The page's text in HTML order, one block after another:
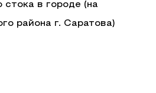
стока в городе (на
района г. Саратова)